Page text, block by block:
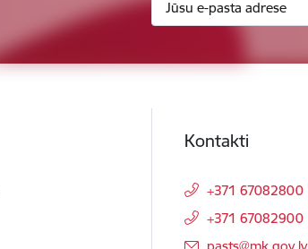
Kontakti
+371 67082800
+371 67082900
E-pasts: